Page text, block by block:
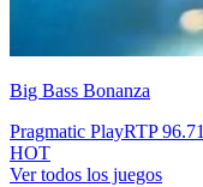
Big Bass Bonanza
Pragmatic PlayRTP96.71
HOT
Ver todos los juegos